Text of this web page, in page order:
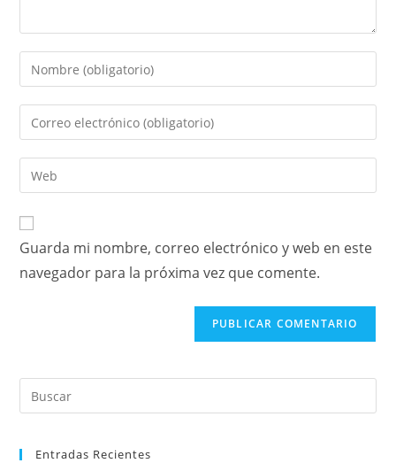
Guarda mi nombre, correo electrónico y web en este
navegador para la próxima vez que comente.
Entradas Recientes